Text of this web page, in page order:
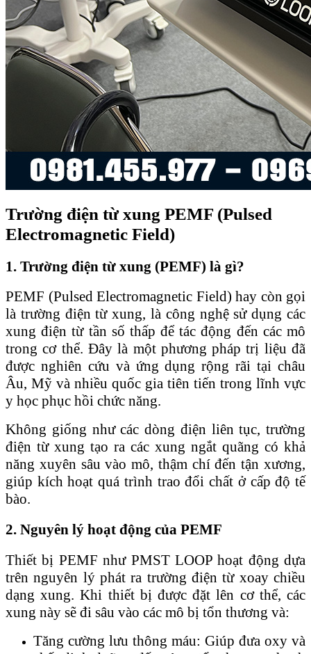
Trường điện từ xung PEMF (Pulsed
Electromagnetic Field)
1. Trường điện từ xung (PEMF) là gì?
PEMF (Pulsed Electromagnetic Field) hay còn gọi
là trường điện từ xung, là công nghệ sử dụng các
xung điện từ tần số thấp để tác động đến các mô
trong cơ thể. Đây là một phương pháp trị liệu đã
được nghiên cứu và ứng dụng rộng rãi tại châu
Âu, Mỹ và nhiều quốc gia tiên tiến trong lĩnh vực
y học phục hồi chức năng.
Không giống như các dòng điện liên tục, trường
điện từ xung tạo ra các xung ngắt quãng có khả
năng xuyên sâu vào mô, thậm chí đến tận xương,
giúp kích hoạt quá trình trao đổi chất ở cấp độ tế
bào.
2. Nguyên lý hoạt động của PEMF
Thiết bị PEMF như PMST LOOP hoạt động dựa
trên nguyên lý phát ra trường điện từ xoay chiều
dạng xung. Khi thiết bị được đặt lên cơ thể, các
xung này sẽ đi sâu vào các mô bị tổn thương và:
Tăng cường lưu thông máu: Giúp đưa oxy và